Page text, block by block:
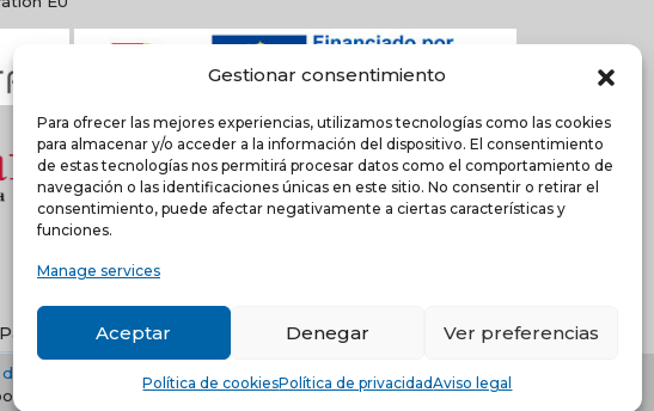
Gestionar consentimiento
Para ofrecer las mejores experiencias, utilizamos tecnologías como las cookies
para almacenar y/o acceder a la información del dispositivo. El consentimiento
de estas tecnologías nos permitirá procesar datos como el comportamiento de
navegación o las identificaciones únicas en este sitio. No consentir o retirar el
consentimiento, puede afectar negativamente a ciertas características y
funciones.
Manage services
Aceptar Denegar Ver preferencias
Política de cookiesPolítica de privacidadAviso legal
Valencia (ESPAÑA)
privacidad
Política de cookies
creativados.com